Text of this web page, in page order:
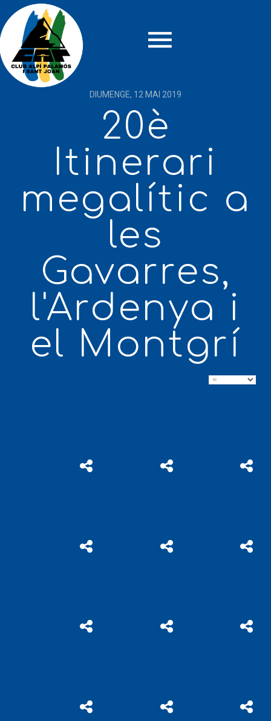
DIUMENGE, 12 MAI 2019
20è
Itinerari
megalític a
les
Gavarres,
l'Ardenya i
el Montgrí